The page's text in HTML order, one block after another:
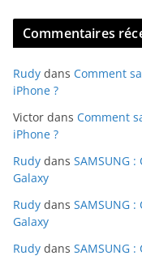
Commentaires
Rudy dans Comment
iPhone ?
Victor dans Comment
iPhone ?
Rudy dans SAMSUNG
Galaxy
Rudy dans SAMSUNG
Galaxy
Rudy dans SAMSUNG